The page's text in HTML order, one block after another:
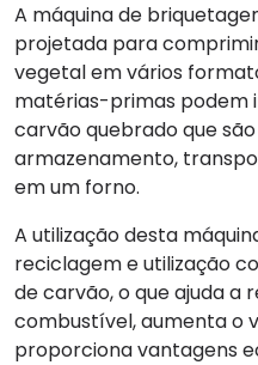
A máquina de
projetada para
vegetal em vários
matérias-primas podem
carvão quebrado que
armazenamento,
em um forno.
A utilização desta
reciclagem e utilização
de carvão, o que ajuda a
combustível, aumenta o
proporciona vantagens